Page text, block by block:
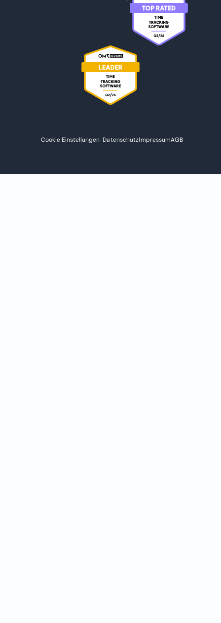
Cookie Einstellungen DatenschutzImpressumAGB